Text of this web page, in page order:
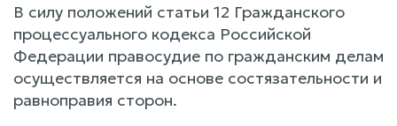
В силу положений статьи 12 Гражданского
процессуального кодекса Российской
Федерации правосудие по гражданским делам
осуществляется на основе состязательности и
равноправия сторон.